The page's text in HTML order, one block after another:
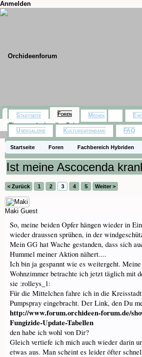
Anmelden
Startseite Foren Fachbereich Hybriden
Ist meine Ascocenda
< Zurück 1 2 3 4 5 Weiter >
Maki Guest
So, meine beiden Opfer hängen wieder in
wieder draussen sprühen, in der
Mein GG hat Wache gestanden, dass sich
Hummel meiner Aktion nähert....
Ich bin ja gespannt wie es weitergeht.
Wohnzimmer betrachte ich jetzt täglich mit
sie :rolleys_1:
Für die Mittelchen fahre ich in die
Pumpspray eingebracht. Der Link, den Du
http://www.forum.orchideen-forum.de/
Fungizide-Update-Tabellen
den habe ich wohl von Dir?
Gleich vertiefe ich mich auch wieder darin
etwas aus. Man scheint es leider öfter
Startseite Foren
Themen mit aktuellen Beiträgen
Medien
Usergalerie Kulturdatenbank FAQ